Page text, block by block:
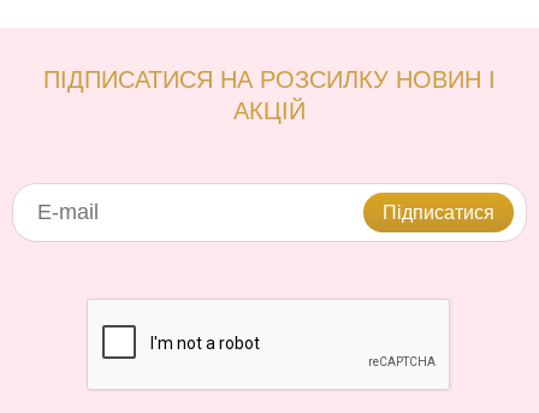
ПІДПИСАТИСЯ НА РОЗСИЛКУ НОВИН І
АКЦІЙ
Підписатися